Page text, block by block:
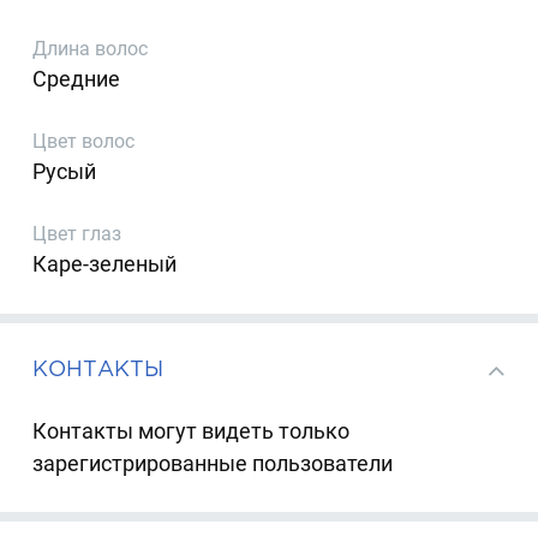
Длина волос
Средние
Цвет волос
Русый
Цвет глаз
Каре-зеленый
КОНТАКТЫ
Контакты могут видеть только
зарегистрированные пользователи